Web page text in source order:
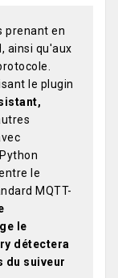
prenant en
ainsi qu'aux
le plugin
le
MQTT-
le
détectera
du suiveur